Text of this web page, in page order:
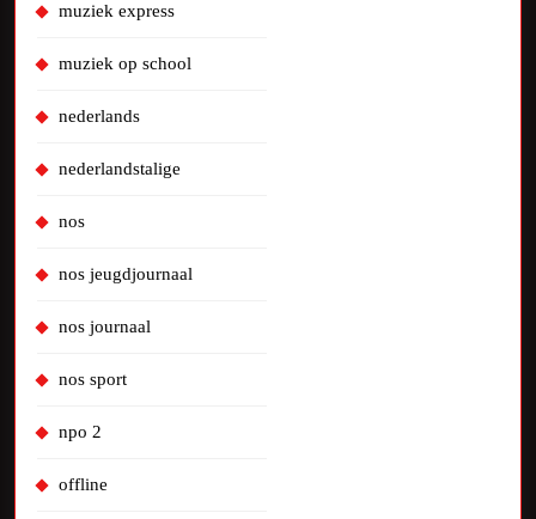
muziek express
muziek op school
nederlands
nederlandstalige
nos
nos jeugdjournaal
nos journaal
nos sport
npo 2
offline